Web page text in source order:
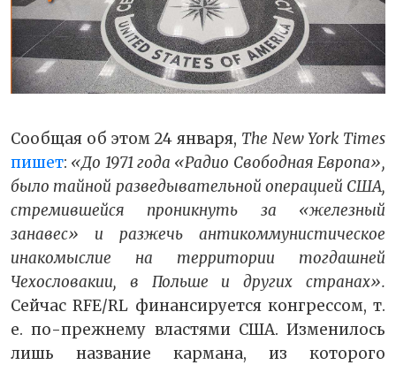
Сообщая об этом 24 января, The New York Times
пишет: «До 1971 года «Радио Свободная Европа»,
было тайной разведывательной операцией США,
стремившейся проникнуть за «железный
занавес» и разжечь антикоммунистическое
инакомыслие на территории тогдашней
Чехословакии, в Польше и других странах».
Сейчас RFE/RL финансируется конгрессом, т.
е. по-прежнему властями США. Изменилось
лишь название кармана, из которого